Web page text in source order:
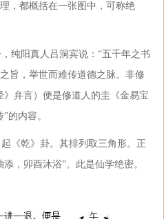
，都概括在一张图中，可称绝
纯阳真人吕洞宾说：“五千年之书
旨，举世而难传道德之脉。非修
弁言）便是修道人的圭《金易宝
的内容。
《乾》卦。其排列取三角形。正
，卯酉沐浴”。此是仙学绝密。